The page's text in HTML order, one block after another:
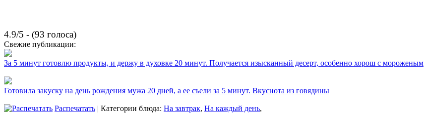
4.9/5 - (93 голоса)
Свежие публикации:
За 5 минут готовлю продукты, и держу в духовке 20 минут. Получается изысканный десерт, особенно хорош с мороженым
Готовила закуску на день рождения мужа 20 дней, а ее съели за 5 минут. Вкуснота из говядины
Распечатать | Категории блюда: На завтрак, На каждый день,